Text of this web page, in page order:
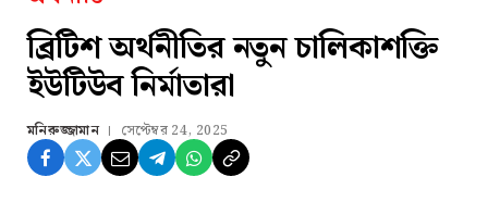
ব্রিটিশ অর্থনীতির নতুন চালিকাশক্তি
ইউটিউব নির্মাতারা
মনিরুজ্জামান সেপ্টেম্বর 24, 2025